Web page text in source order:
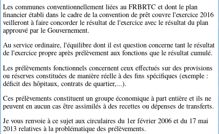
Les communes conventionnellement liées au FRBRTC et dont le plan
financier établi dans le cadre de la convention de prêt couvre l'exercice 2016
veilleront à faire concorder le résultat de l'exercice avec le résultat du plan
approuvé par le Gouvernement.
Au service ordinaire, l'équilibre dont il est question concerne tant le résultat
de l'exercice propre après prélèvement aux fonctions que le résultat cumulé.
Les prélèvements fonctionnels concernent ceux effectués sur des provisions
ou réserves constituées de manière réelle à des fins spécifiques (exemple :
déficit des hôpitaux, contrats de quartier,...).
Ces prélèvements constituent un groupe économique à part entière et ils ne
peuvent en aucun cas être assimilés à des recettes ou dépenses de transferts.
Je vous renvoie à ce sujet aux circulaires du 1er février 2006 et du 17 mai
2013 relatives à la problématique des prélèvements.